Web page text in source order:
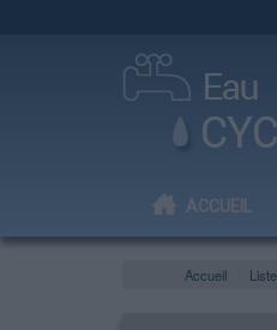
ACCUEIL
Accueil